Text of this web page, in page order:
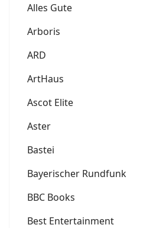
Alles Gute
Arboris
ARD
ArtHaus
Ascot Elite
Aster
Bastei
Bayerischer Rundfunk
BBC Books
Best Entertainment